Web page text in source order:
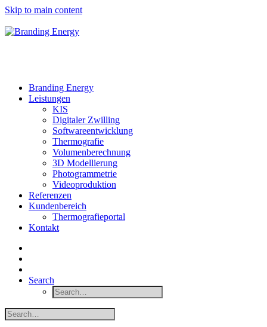
Skip to main content
Branding Energy
Leistungen
KIS
Digitaler Zwilling
Softwareentwicklung
Thermografie
Volumenberechnung
3D Modellierung
Photogrammetrie
Videoproduktion
Referenzen
Kundenbereich
Thermografieportal
Kontakt
Search